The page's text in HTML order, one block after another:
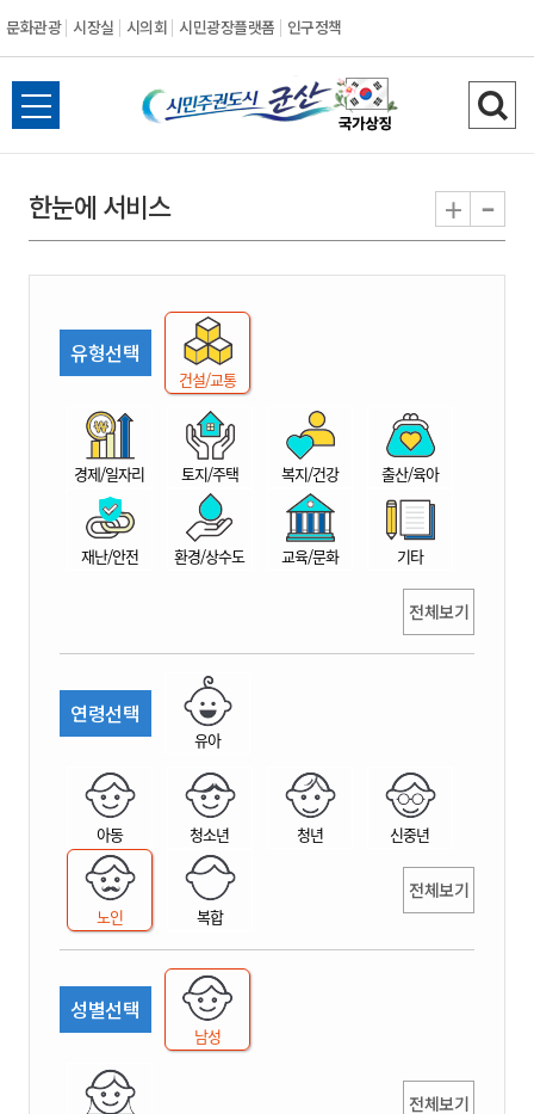
문화관광 시장실 시의회 시민광장플랫폼 인구정책
시
민
권
도
시
산
전
체
뉴
열
검
색
기
한눈에 서비스 + -
유형선택
건설/교통
경제/일자리 토지/주택 복지/건강 출산/육아
재난/안전 환경/상수도 교육/문화 기타
전체보기
연령선택
유아
아동 청소년 청년 신중년
노인 복합
전체보기
성별선택
남성
전체보기